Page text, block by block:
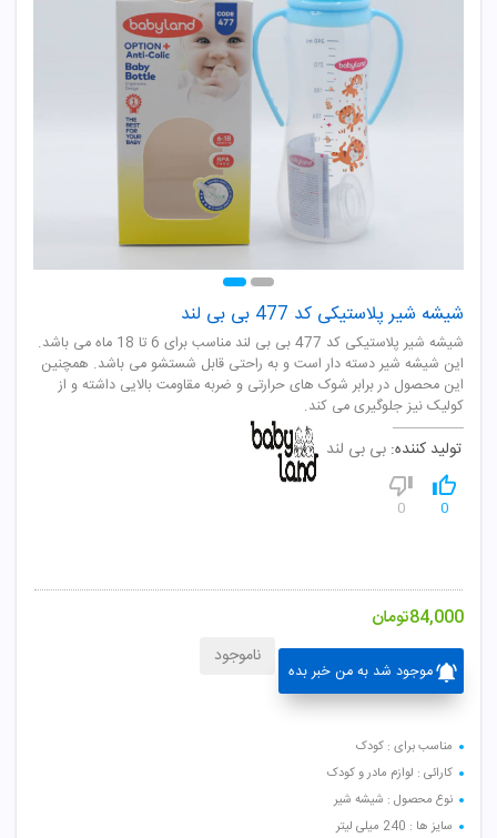
شیشه شیر پلاستیکی کد 477 بی بی لند
شیشه شیر پلاستیکی کد 477 بی بی لند مناسب برای 6 تا 18 ماه می باشد.
این شیشه شیر دسته دار است و به راحتی قابل شستشو می باشد. همچنین
این محصول در برابر شوک های حرارتی و ضربه مقاومت بالایی داشته و از
کولیک نیز جلوگیری می کند.
تولید کننده: بی بی لند
0
0
84,000تومان
موجود شد به من خبر بده
ناموجود
مناسب برای : کودک
کارائی : لوازم مادر و کودک
نوع محصول : شیشه شیر
سایز ها : 240 میلی لیتر